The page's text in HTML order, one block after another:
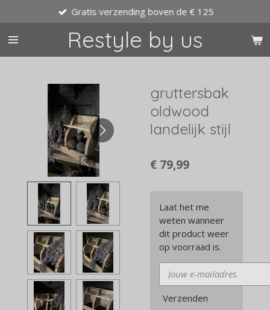
direct
naar
Restyle by us
Gratis verzending boven de € 125
gruttersbak
oldwood
landelijk stijl
€ 79,99
Laat het me
weten wanneer
dit product weer
op voorraad is.
Verzenden